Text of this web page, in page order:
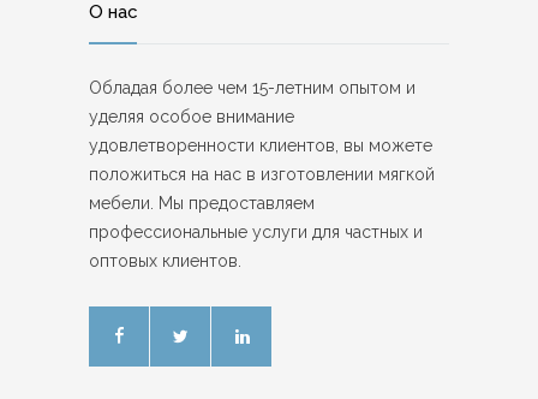
О нас
Обладая более чем 15-летним опытом и
уделяя особое внимание
удовлетворенности клиентов, вы можете
положиться на нас в изготовлении мягкой
мебели. Мы предоставляем
профессиональные услуги для частных и
оптовых клиентов.